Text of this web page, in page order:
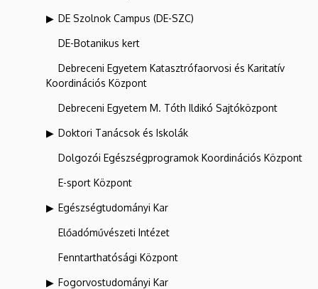
DE Szolnok Campus (DE-SZC)
DE-Botanikus kert
Debreceni Egyetem Katasztrófaorvosi és Karitatív
Koordinációs Központ
Debreceni Egyetem M. Tóth Ildikó Sajtóközpont
Doktori Tanácsok és Iskolák
Dolgozói Egészségprogramok Koordinációs Központ
E-sport Központ
Egészségtudományi Kar
Előadóművészeti Intézet
Fenntarthatósági Központ
Fogorvostudományi Kar